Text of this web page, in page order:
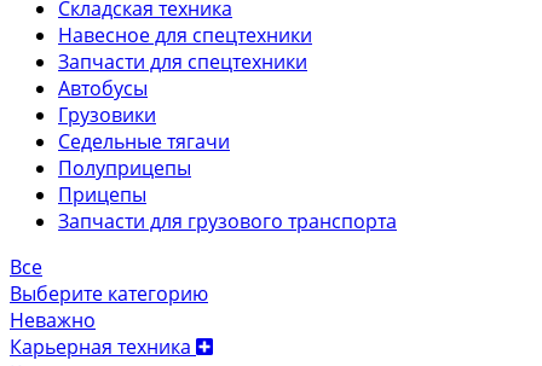
Складская техника
Навесное для спецтехники
Запчасти для спецтехники
Автобусы
Грузовики
Седельные тягачи
Полуприцепы
Прицепы
Запчасти для грузового транспорта
Все
Выберите категорию
Неважно
Карьерная техника